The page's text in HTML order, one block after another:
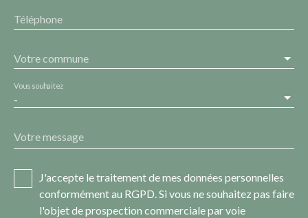
Téléphone
Votre commune
-
Vous souhaitez
Votre message
J'accepte le traitement de mes données personnelles
conformément au RGPD. Si vous ne souhaitez pas faire
l'objet de prospection commerciale par voie